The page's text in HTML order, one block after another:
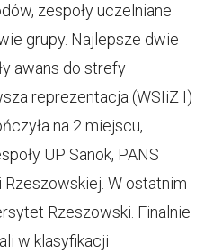
zespoły uczelniane
grupy. Najlepsze dwie
awans do strefy
reprezentacja (WSIiZ I)
na 2 miejscu,
UP Sanok, PANS
W ostatnim
Rzeszowski. Finalnie
w klasyfikacji